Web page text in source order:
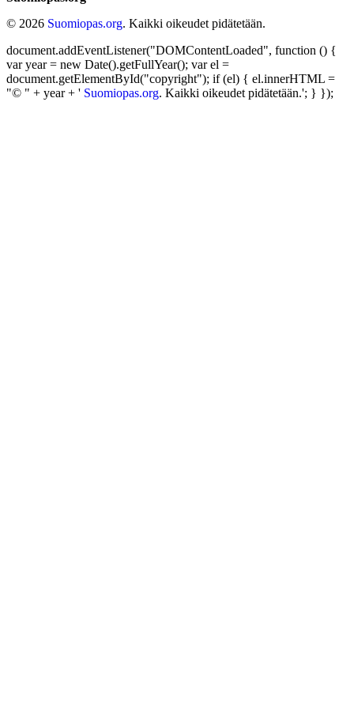
© 2026 Suomiopas.org. Kaikki oikeudet pidätetään.
document.addEventListener("DOMContentLoaded", function () {
var year = new Date().getFullYear(); var el =
document.getElementById("copyright"); if (el) { el.innerHTML =
"© " + year + ' Suomiopas.org. Kaikki oikeudet pidätetään.'; } });